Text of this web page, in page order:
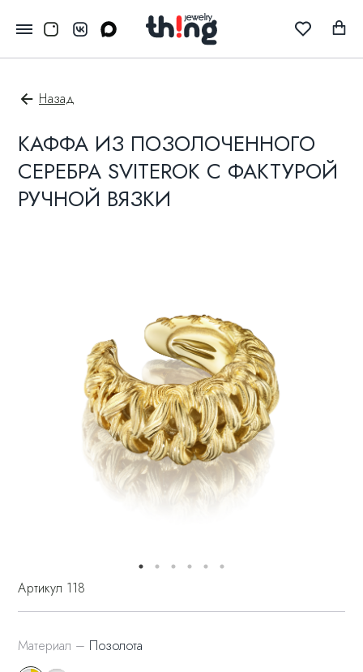
Назад
КАФФА ИЗ ПОЗОЛОЧЕННОГО
СЕРЕБРА SVITEROK С ФАКТУРОЙ
РУЧНОЙ ВЯЗКИ
Артикул 118
Материал – Позолота